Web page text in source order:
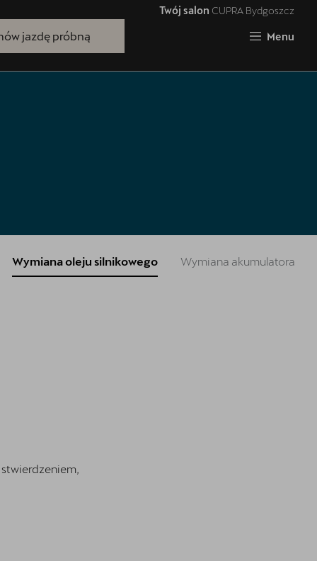
Twój salon CUPRA Bydgoszcz
jazdę próbną Menu
Zamknij
Przetestuj model z wybranym silnikiem
Wymiana oleju silnikowego Wymiana akumulatora